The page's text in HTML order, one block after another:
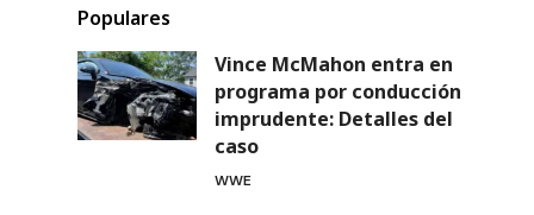
Populares
Vince McMahon entra en
programa por conducción
imprudente: Detalles del
caso
WWE